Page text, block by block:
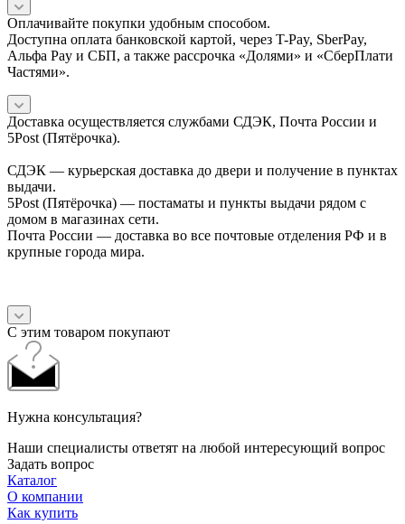
Оплачивайте покупки удобным способом.
Доступна оплата банковской картой, через T-Pay, SberPay,
Альфа Pay и СБП, а также рассрочка «Долями» и «СберПлати
Частями».
Доставка осуществляется службами СДЭК, Почта России и
5Post (Пятёрочка).
СДЭК — курьерская доставка до двери и получение в пунктах
выдачи.
5Post (Пятёрочка) — постаматы и пункты выдачи рядом с
домом в магазинах сети.
Почта России — доставка во все почтовые отделения РФ и в
крупные города мира.
С этим товаром покупают
Нужна консультация?
Наши специалисты ответят на любой интересующий вопрос
Задать вопрос
Каталог
О компании
Как купить